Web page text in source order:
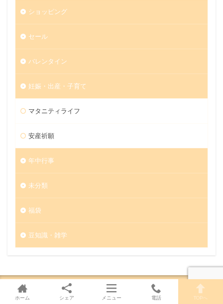
ショッピング
セール
バレンタイン
妊娠・出産・子育て
マタニティライフ
安産祈願
年中行事
未分類
福袋
豆知識・雑学
ホーム シェア メニュー 電話 TOPへ